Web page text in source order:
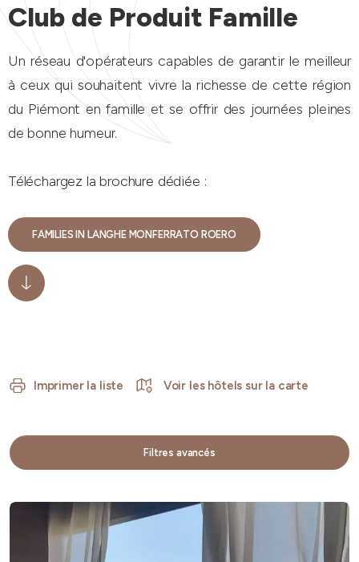
Club de Produit Famille
Un réseau d'opérateurs capables de garantir le meilleur
à ceux qui souhaitent vivre la richesse de cette région
du Piémont en famille et se offrir des journées pleines
de bonne humeur.
Téléchargez la brochure dédiée :
FAMILIES IN LANGHE MONFERRATO ROERO
Imprimer la liste Voir les hôtels sur la carte
Filtres avancés